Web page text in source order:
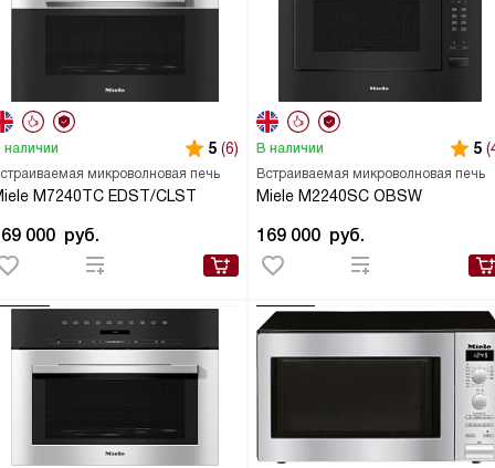
микроволновая печь
M7240TC EDST/CLST
наличии 5 (6)
000 руб.
Встраиваемая микроволновая печь
Miele M2240SC OBSW
В наличии 5
169 000 руб.